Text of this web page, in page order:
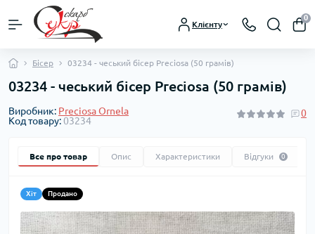
Клієнту
0
Бісер 03234 - чеський бісер Preciosa (50 грамів)
03234 - чеський бісер Preciosa (50 грамів)
Виробник: Preciosa Ornela
Код товару:03234
0
Все про товар Опис Характеристики Відгуки 0
Хіт Продано